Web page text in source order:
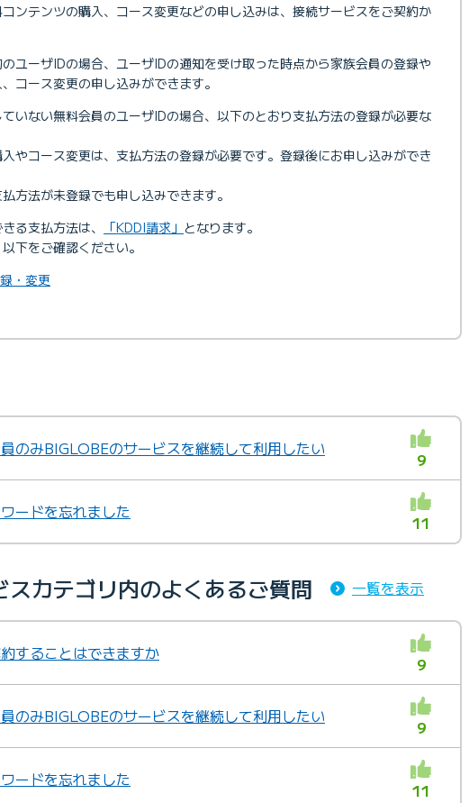
ンテンツの購入、コース変更などの申し込みは、接続サービスをご契約か
ユーザIDの場合、ユーザIDの通知を受け取った時点から家族会員の登録や
コース変更の申し込みができます。
いない無料会員のユーザIDの場合、以下のとおり支払方法の登録が必要な
入やコース変更は、支払方法の登録が必要です。登録後にお申し込みができ
方法が未登録でも申し込みできます。
る支払方法は、
「KDDI請求」 となります。
下をご確認ください。
・変更
のみBIGLOBEのサービスを継続して利用したい
9
ードを忘れました
11
スカテゴリ内のよくあるご質問 一覧を表示
することはできますか
9
のみBIGLOBEのサービスを継続して利用したい
9
ードを忘れました
11